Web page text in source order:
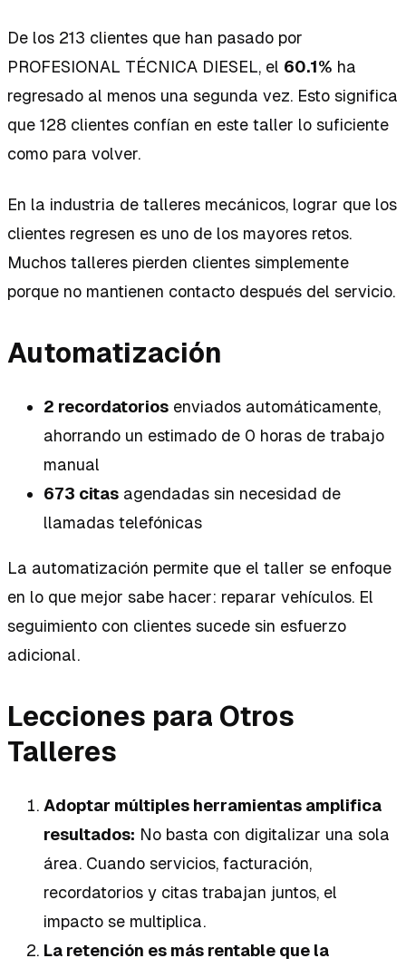
De los 213 clientes que han pasado por
PROFESIONAL TÉCNICA DIESEL, el 60.1% ha
regresado al menos una segunda vez. Esto significa
que 128 clientes confían en este taller lo suficiente
como para volver.
En la industria de talleres mecánicos, lograr que los
clientes regresen es uno de los mayores retos.
Muchos talleres pierden clientes simplemente
porque no mantienen contacto después del servicio.
Automatización
2 recordatorios enviados automáticamente,
ahorrando un estimado de 0 horas de trabajo
manual
673 citas agendadas sin necesidad de
llamadas telefónicas
La automatización permite que el taller se enfoque
en lo que mejor sabe hacer: reparar vehículos. El
seguimiento con clientes sucede sin esfuerzo
adicional.
Lecciones para Otros
Talleres
Adoptar múltiples herramientas amplifica
resultados: No basta con digitalizar una sola
área. Cuando servicios, facturación,
recordatorios y citas trabajan juntos, el
impacto se multiplica.
La retención es más rentable que la